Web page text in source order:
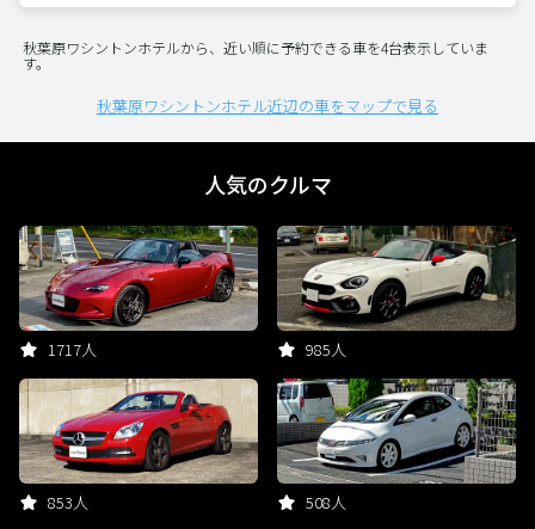
秋葉原ワシントンホテルから、近い順に予約できる車を4台表示していま
す。
秋葉原ワシントンホテル近辺の車をマップで見る
人気のクルマ
1717人 985人
853人 508人